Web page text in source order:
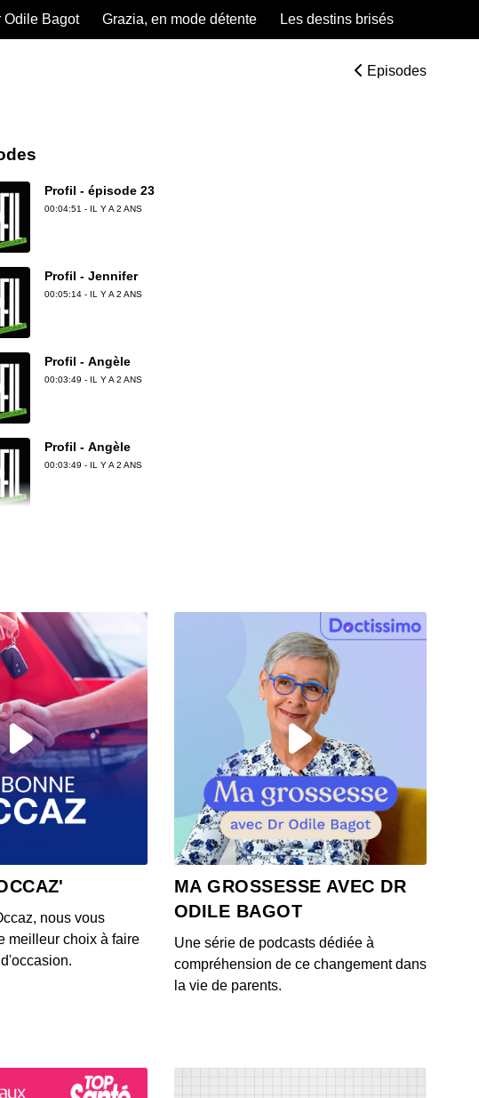
Odile Bagot Grazia, en mode détente Les destins brisés
Episodes
Profil - épisode 23
00:04:51 - IL Y A 2 ANS
Profil - Jennifer
00:05:14 - IL Y A 2 ANS
Profil - Angèle
00:03:49 - IL Y A 2 ANS
Profil - Angèle
00:03:49 - IL Y A 2 ANS
Profil - alcoolisme
00:06:39 - IL Y A 2 ANS
Profil - Grand brûlé
00:06:31 - IL Y A 2 ANS
Profil - Youlane
00:11:36 - IL Y A 2 ANS
00:11:36 - IL Y A 2 ANS
Profil - épisode 15
nous vous
meilleur choix à faire
MA GROSSESSE AVEC DR
ODILE BAGOT
Une série de podcasts dédiée à
compréhension de ce changement dans
la vie de parents.